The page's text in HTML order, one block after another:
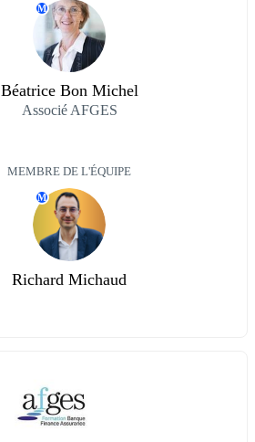
M
Béatrice Bon Michel
Associé AFGES
MEMBRE DE L'ÉQUIPE
M
Richard Michaud